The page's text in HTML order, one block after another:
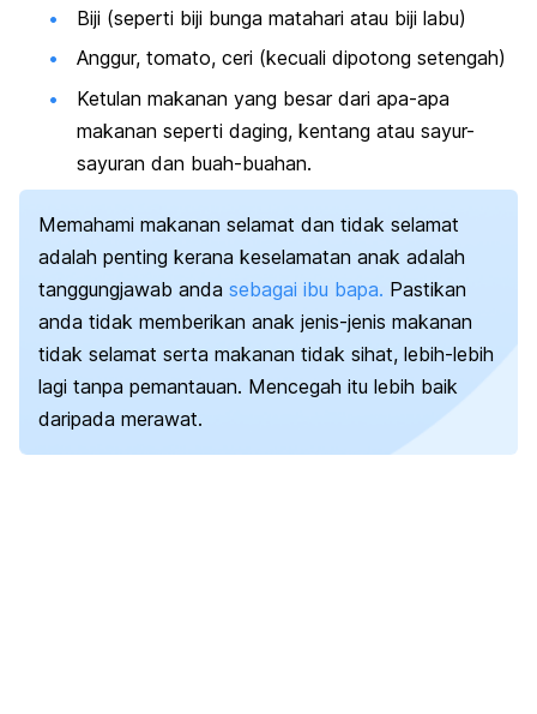
Biji (seperti biji bunga matahari atau biji labu)
Anggur, tomato, ceri (kecuali dipotong setengah)
Ketulan makanan yang besar dari apa-apa
makanan seperti daging, kentang atau sayur-
sayuran dan buah-buahan.
Memahami makanan selamat dan tidak selamat
adalah penting kerana keselamatan anak adalah
tanggungjawab anda sebagai ibu bapa. Pastikan
anda tidak memberikan anak jenis-jenis makanan
tidak selamat serta makanan tidak sihat, lebih-lebih
lagi tanpa pemantauan. Mencegah itu lebih baik
daripada merawat.